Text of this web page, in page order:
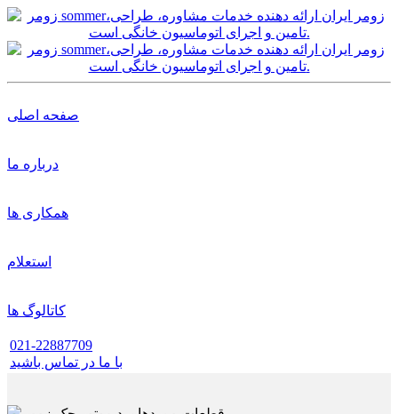
صفحه اصلی
درباره ما
همکاری ها
استعلام
کاتالوگ ها
021-22887709
با ما در تماس باشید